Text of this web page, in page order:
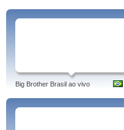
Big Brother Brasil ao vivo